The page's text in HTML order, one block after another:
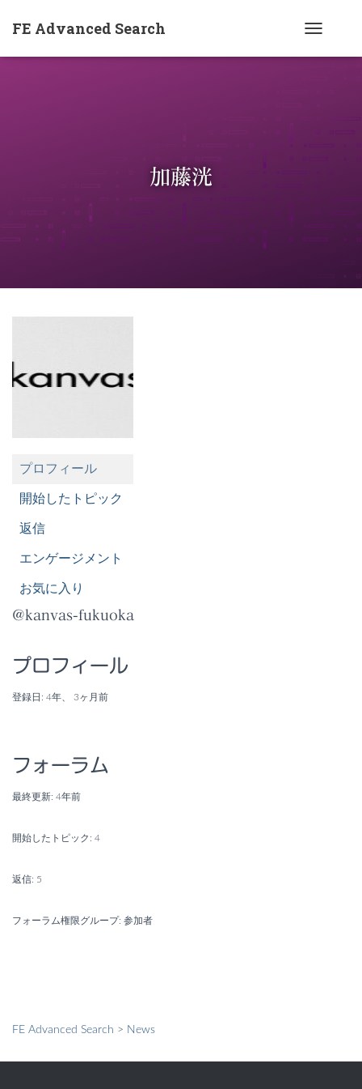
FE Advanced Search
り
加藤洸
プロフィール
開始したトピック
返信
エンゲージメント
お気に入り
@kanvas-fukuoka
プロフィール
登録日: 4年、 3ヶ月前
フォーラム
最終更新: 4年前
開始したトピック: 4
返信: 5
フォーラム権限グループ: 参加者
FE Advanced Search > News